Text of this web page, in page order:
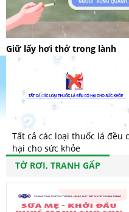
Giữ lấy hơi thở trong lành
Tất cả các loại thuốc lá đều có
hại cho sức khỏe
TỜ RƠI, TRANH GẤP